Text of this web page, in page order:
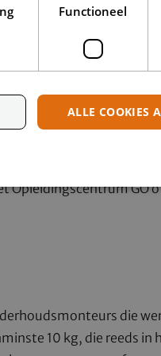
vervangt, zorgt ervoor
en toepassingen. Met
en oriënteer je
GO
die
10 kg, die reeds in
Functioneel
ALLE COOKIES